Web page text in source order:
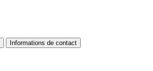
Informations de contact